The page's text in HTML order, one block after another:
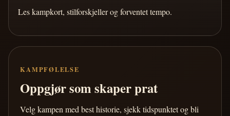
Les kampkort, stilforskjeller og forventet tempo.
KAMPFØLELSE
Oppgjør som skaper prat
Velg kampen med best historie, sjekk tidspunktet og bli